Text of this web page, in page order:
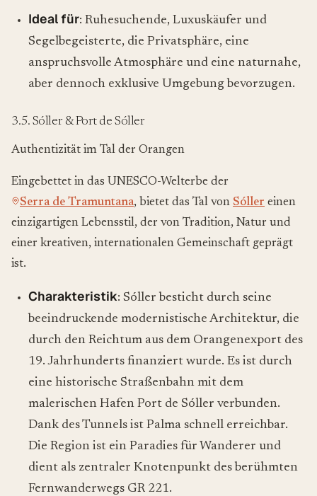
Ideal für: Ruhesuchende, Luxuskäufer und
Segelbegeisterte, die Privatsphäre, eine
anspruchsvolle Atmosphäre und eine naturnahe,
aber dennoch exklusive Umgebung bevorzugen.
3.5. Sóller & Port de Sóller
Authentizität im Tal der Orangen
Eingebettet in das UNESCO-Welterbe der
Serra de Tramuntana, bietet das Tal von Sóller einen
einzigartigen Lebensstil, der von Tradition, Natur und
einer kreativen, internationalen Gemeinschaft geprägt
ist.
Charakteristik: Sóller besticht durch seine
beeindruckende modernistische Architektur, die
durch den Reichtum aus dem Orangenexport des
19. Jahrhunderts finanziert wurde. Es ist durch
eine historische Straßenbahn mit dem
malerischen Hafen Port de Sóller verbunden.
Dank des Tunnels ist Palma schnell erreichbar.
Die Region ist ein Paradies für Wanderer und
dient als zentraler Knotenpunkt des berühmten
Fernwanderwegs GR 221.